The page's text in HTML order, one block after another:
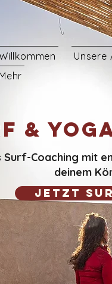
Unsere
Mehr
&
Coaching mit
deinem
Jetzt